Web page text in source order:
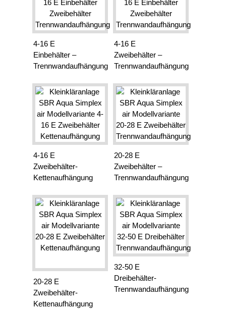
4-16 E
Einbehälter –
Trennwandaufhängung
4-16 E
Zweibehälter –
Trennwandaufhängung
4-16 E
Zweibehälter-
Kettenaufhängung
20-28 E
Zweibehälter –
Trennwandaufhängung
20-28 E
Zweibehälter-
Kettenaufhängung
32-50 E
Dreibehälter-
Trennwandaufhängung